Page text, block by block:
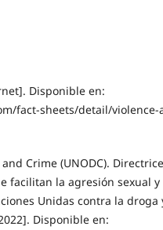
Disponible en:
fact-sheets/detail/violence-
Crime (UNODC).
facilitan la agresión sexual y
Unidas contra la droga
Disponible en: